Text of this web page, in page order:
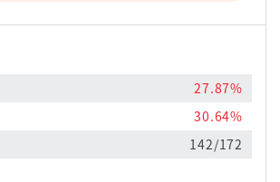
27.87%
30.64%
142/172